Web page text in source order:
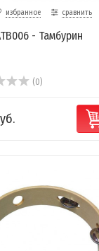
избранное сравнить
- Тамбурин
(0)